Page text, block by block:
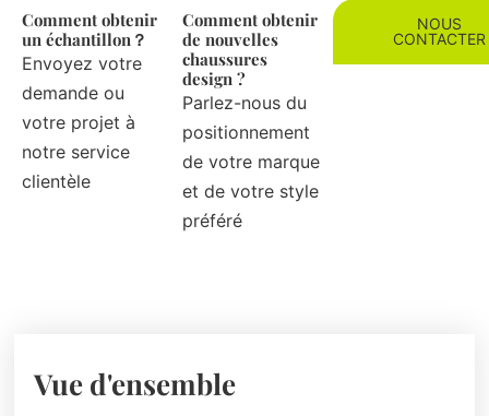
Comment obtenir
un échantillon？
Envoyez votre
demande ou
votre projet à
notre service
clientèle
Comment obtenir
de nouvelles
chaussures
design ?
Parlez-nous du
positionnement
de votre marque
et de votre style
préféré
NOUS
CONTACTER
Vue d'ensemble